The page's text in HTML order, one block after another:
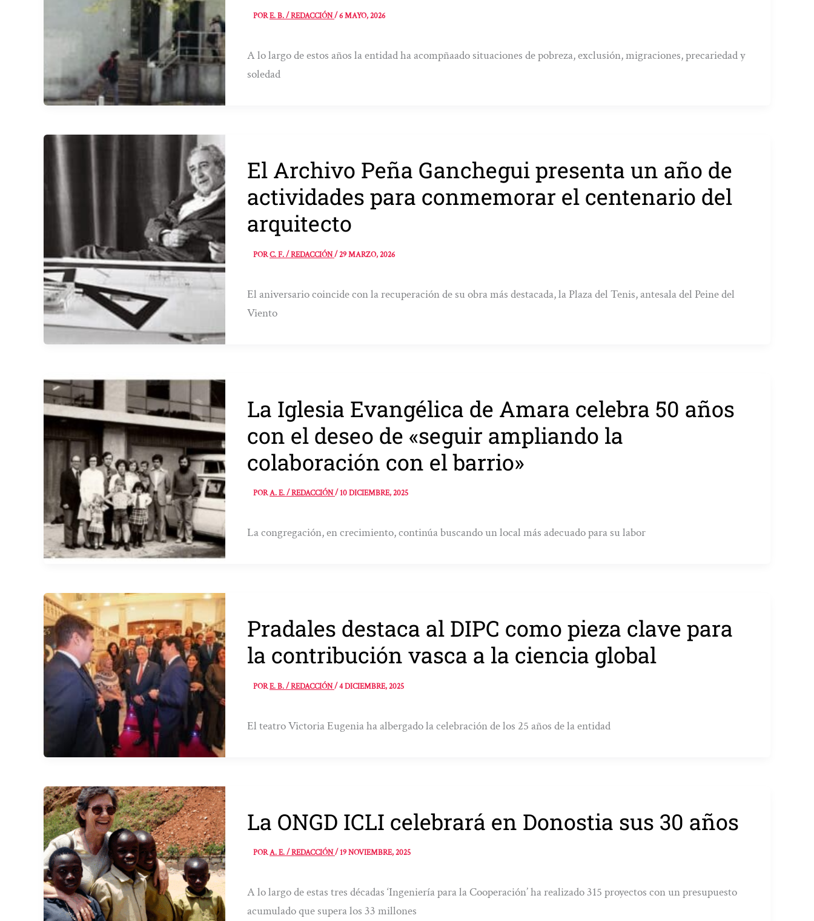
PORE. B. / REDACCIÓN/6 MAYO, 2026
A lo largo de estos años la entidad ha acompñaado situaciones de pobreza, exclusión, migraciones, precariedad y
soledad
El Archivo Peña Ganchegui presenta un año de
actividades para conmemorar el centenario del
arquitecto
PORC. F. / REDACCIÓN/29 MARZO, 2026
El aniversario coincide con la recuperación de su obra más destacada, la Plaza del Tenis, antesala del Peine del
Viento
La Iglesia Evangélica de Amara celebra 50 años
con el deseo de «seguir ampliando la
colaboración con el barrio»
PORA. E. / REDACCIÓN/10 DICIEMBRE, 2025
La congregación, en crecimiento, continúa buscando un local más adecuado para su labor
Pradales destaca al DIPC como pieza clave para
la contribución vasca a la ciencia global
PORE. B. / REDACCIÓN/4 DICIEMBRE, 2025
El teatro Victoria Eugenia ha albergado la celebración de los 25 años de la entidad
La ONGD ICLI celebrará en Donostia sus 30 años
PORA. E. / REDACCIÓN/19 NOVIEMBRE, 2025
A lo largo de estas tres décadas ‘Ingeniería para la Cooperación’ ha realizado 315 proyectos con un presupuesto
acumulado que supera los 33 millones